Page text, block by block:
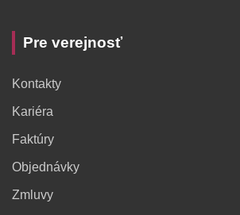
Pre verejnosť
Kontakty
Kariéra
Faktúry
Objednávky
Zmluvy